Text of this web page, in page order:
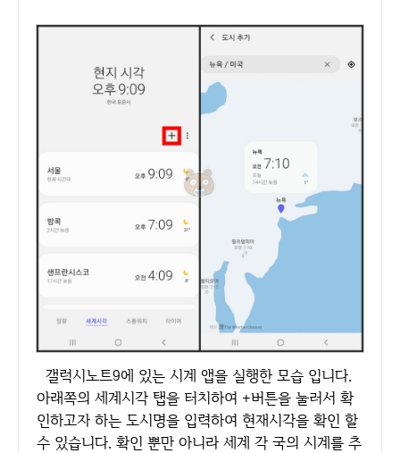
갤럭시노트9에 있는 시계 앱을 실행한 모습 입니다.
아래쪽의 세계시각 탭을 터치하여 +버튼을 눌러서 확
인하고자 하는 도시명을 입력하여 현재시각을 확인 할
수 있습니다. 확인 뿐만 아니라 세계 각 국의 시계를 추